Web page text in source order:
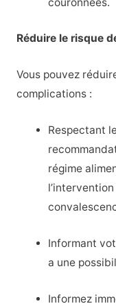
Réduire le risque
Vous pouvez
complications :
Respectant
régime
Informant
a une
Informez